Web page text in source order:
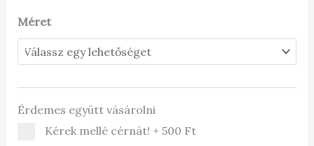
Méret
Érdemes együtt vásárolni
Kérek mellé cérnát! + 500 Ft